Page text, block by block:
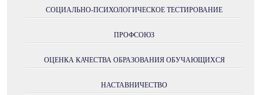
СОЦИАЛЬНО-ПСИХОЛОГИЧЕСКОЕ ТЕСТИРОВАНИЕ
ПРОФСОЮЗ
ОЦЕНКА КАЧЕСТВА ОБРАЗОВАНИЯ ОБУЧАЮЩИХСЯ
НАСТАВНИЧЕСТВО